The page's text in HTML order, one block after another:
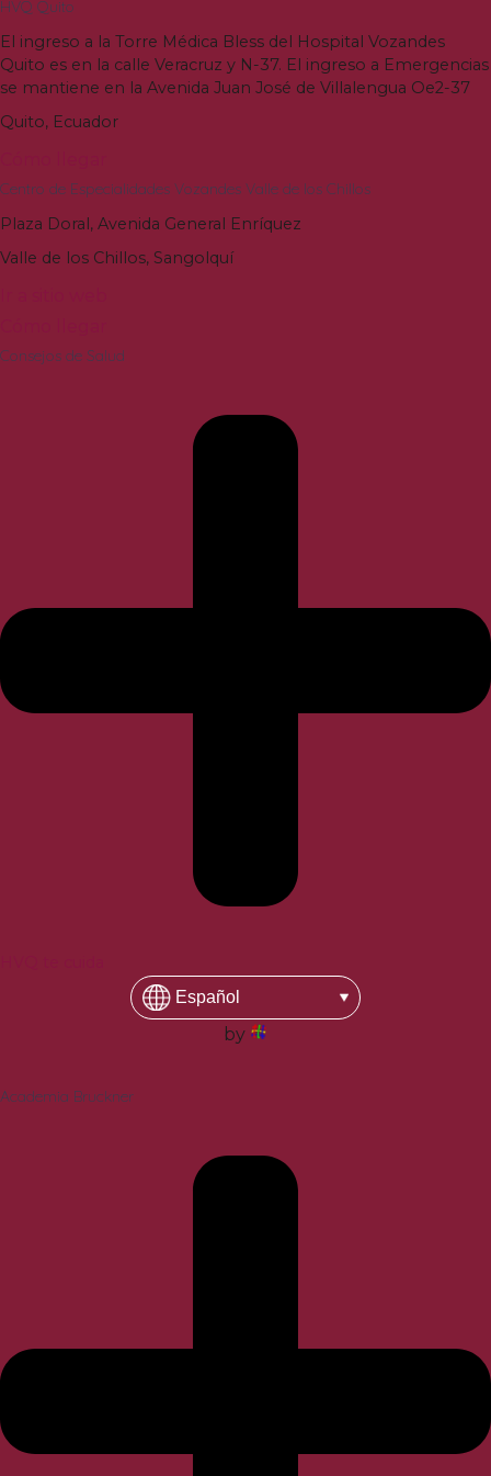
HVQ Quito
El ingreso a la Torre Médica Bless del Hospital Vozandes
Quito es en la calle Veracruz y N-37. El ingreso a Emergencias
se mantiene en la Avenida Juan José de Villalengua Oe2-37
Quito, Ecuador
Centro de Especialidades Vozandes Valle de los Chillos
Plaza Doral, Avenida General Enríquez
Valle de los Chillos, Sangolquí
Consejos de Salud
by
Academia Bruckner